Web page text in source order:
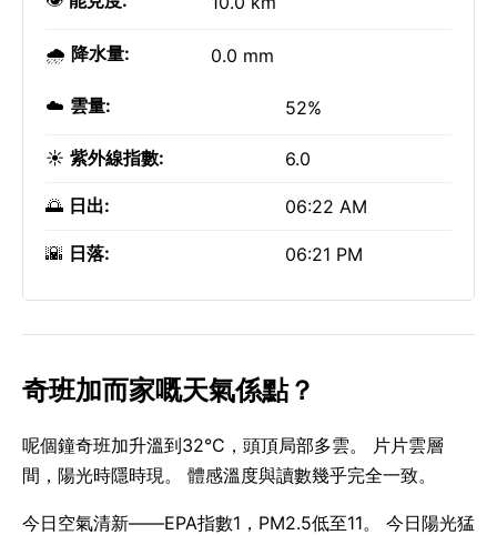
🌧️ 降水量: 0.0 mm
☁️ 雲量: 52%
☀️ 紫外線指數: 6.0
🌅 日出: 06:22 AM
🌇 日落: 06:21 PM
奇班加而家嘅天氣係點？
呢個鐘奇班加升溫到32°C，頭頂局部多雲。 片片雲層
間，陽光時隱時現。 體感溫度與讀數幾乎完全一致。
今日空氣清新——EPA指數1，PM2.5低至11。 今日陽光猛